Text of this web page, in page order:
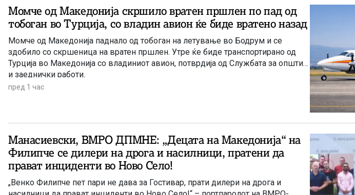
Момче од Македонија скршило вратен пршлен по пад од
тобоган во Турција, со владин авион ќе биде вратенo назад
Момче од Македонија паднало од тобоган на летување во Бодрум и се
здобило со скршеница на вратен пршлен. Утре ќе биде транспортирано од
Турција во Македонија со владиниот авион, потврдија од Службата за општи
и заеднички работи.
пред 1 час
Манасиевски, ВМРО ДПМНЕ: „Децата на Македонија“ на
Филипче се дилери на дрога и насилници, пратени да
прават инциденти во Ново Село!
„Венко Филипче пет пари не дава за Гостивар, прати дилери на дрога и